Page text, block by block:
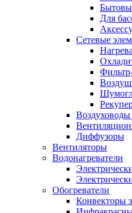
Для
Сетевые
Диффузоры
Вентиляторы
Водонагреватели
Обогреватели
Конвекторы